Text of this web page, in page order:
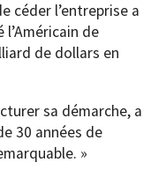
céder l’entreprise a
de
de dollars en
sa démarche, a
30 années de
»